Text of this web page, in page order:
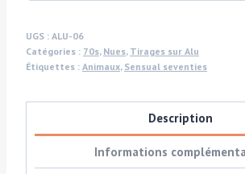
avec
White
Horse
derrière,
sur
aluminium,
UGS : ALU-06
Catégories : 70s, Nues, Tirages sur Alu
Étiquettes : Animaux, Sensual seventies
Description
Informations